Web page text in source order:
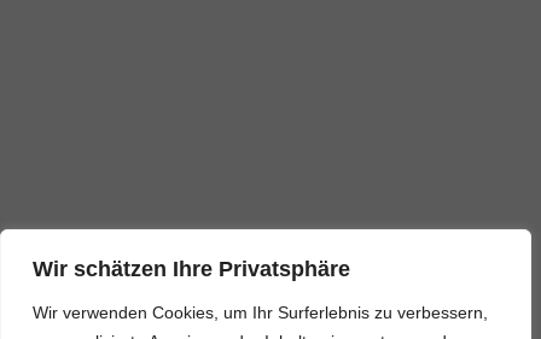
Wir schätzen Ihre Privatsphäre
Wir verwenden Cookies, um Ihr Surferlebnis zu verbessern,